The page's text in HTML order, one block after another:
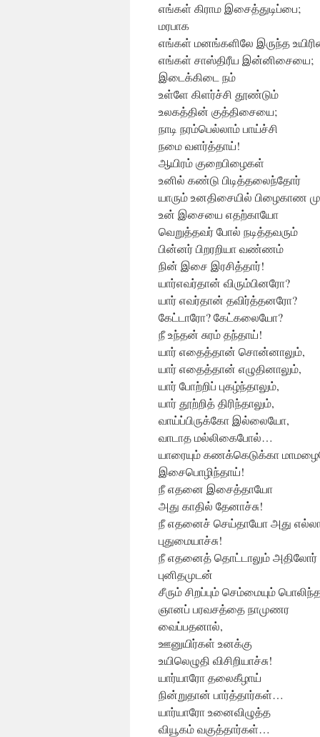
எங்கள் கிராம இசைத்துடிப்பை;
மரபாக
எங்கள் மனங்களிலே இருந்த
எங்கள் சாஸ்திரீய இன்னிசையை;
இடைக்கிடை நம்
உள்ளே கிளர்ச்சி தூண்டும்
உலகத்தின் குத்திசையை;
நாடி நரம்பெல்லாம் பாய்ச்சி
நமை வளர்த்தாய்!
ஆயிரம் குறைபிழைகள்
உனில் கண்டு பிடித்தலைந்தோர்
யாரும் உனதிசையில் பிழைகாண
உன் இசையை எதற்காயோ
வெறுத்தவர் போல் நடித்தவரும்
பின்னர் பிறரறியா வண்ணம்
நின் இசை இரசித்தார்!
யார்எவர்தான் விரும்பினரோ?
யார் எவர்தான் தவிர்த்தனரோ?
கேட்டாரோ? கேட்கலையோ?
நீ உந்தன் சுரம் தந்தாய்!
யார் எதைத்தான் சொன்னாலும்,
யார் எதைத்தான் எழுதினாலும்,
யார் போற்றிப் புகழ்ந்தாலும்,
யார் தூற்றித் திரிந்தாலும்,
வாய்ப்பிருக்கோ இல்லையோ,
வாடாத மல்லிகைபோல்…
யாரையும் கணக்கெடுக்கா
இசைபொழிந்தாய்!
நீ எதனை இசைத்தாயோ
அது காதில் தேனாச்சு!
நீ எதனைச் செய்தாயோ அது
புதுமையாச்சு!
நீ எதனைத் தொட்டாலும் அதிலோர்
புனிதமுடன்
சீரும் சிறப்பும் செம்மையும்
ஞானப் பரவசத்தை நாமுணர
வைப்பதனால்,
ஊனுயிர்கள் உனக்கு
உயிலெழுதி விசிறியாச்சு!
யார்யாரோ தலைகீழாய்
நின்றுதான் பார்த்தார்கள்…
யார்யாரோ உனைவிழுத்த
வியூகம் வகுத்தார்கள்…